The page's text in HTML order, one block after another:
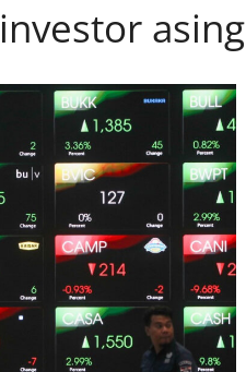
investor asing